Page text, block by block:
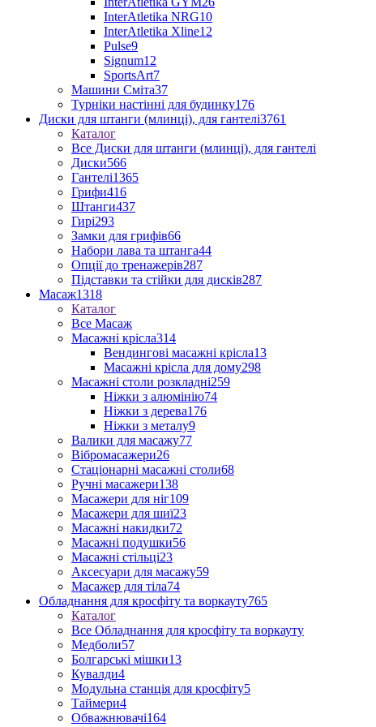
InterAtletika NRG10
InterAtletika Xline12
Pulse9
Signum12
SportsArt7
Машини Сміта37
Турніки настінні для будинку176
Диски для штанги (млинці), для гантелі3761
Каталог
Все Диски для штанги (млинці), для гантелі
Диски566
Гантелі1365
Грифи416
Штанги437
Гирі293
Замки для грифів66
Набори лава та штанга44
Опції до тренажерів287
Підставки та стійки для дисків287
Масаж1318
Каталог
Все Масаж
Масажні крісла314
Вендингові масажні крісла13
Масажні крісла для дому298
Масажні столи розкладні259
Ніжки з алюмінію74
Ніжки з дерева176
Ніжки з металу9
Валики для масажу77
Вібромасажери26
Стаціонарні масажні столи68
Ручні масажери138
Масажери для ніг109
Масажери для шиї23
Масажні накидки72
Масажні подушки56
Масажні стільці23
Аксесуари для масажу59
Масажер для тіла74
Обладнання для кросфіту та воркауту765
Каталог
Все Обладнання для кросфіту та воркауту
Медболи57
Болгарські мішки13
Кувалди4
Модульна станція для кросфіту5
Таймери4
Обважнювачі164